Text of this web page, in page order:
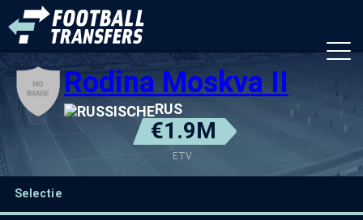
Rodina Moskva II
RUS
€1.9M
ETV
Selectie